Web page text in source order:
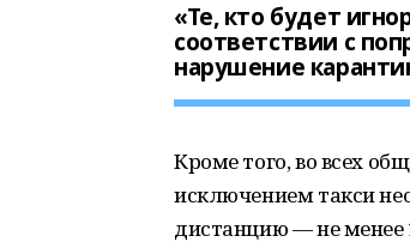
«Те, кто будет
соответствии с
нарушение
Кроме того, во всех
исключением такси
дистанцию — не менее